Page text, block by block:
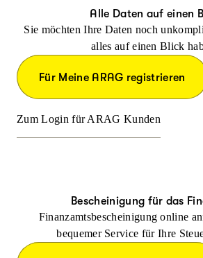
Alle Daten auf einen
Sie möchten Ihre Daten noch
alles auf einen Blick
Für Meine ARAG registrieren
Zum Login für ARAG Kunden
Bescheinigung für das
Finanzamtsbescheinigung online
bequemer Service für Ihre